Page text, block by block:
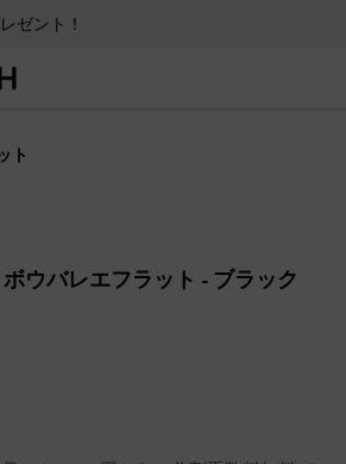
ゼント！
ト
ウバレエフラット - ブラック